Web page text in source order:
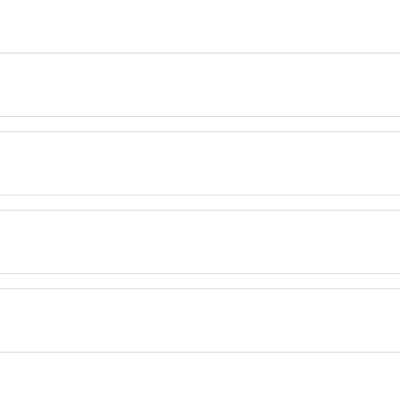
Jelly Nude
Jelly Nude to półtransparentny, ciepły kolor nude. Otula
french, baby boomer oraz jako baza pod minimalistyczne
COPOLYMER, HYDROXYPROPYL METHACRYLATE, BIS-
PHENYLPHOSPHINATE, SILICA, BHT, P-
CI 77492, CI 77499, CI 77510, CI 77742.
efektu: